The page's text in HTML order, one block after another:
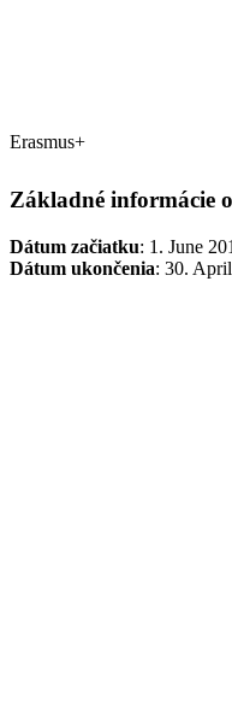
Erasmus+
Základné informácie
Dátum začiatku: 1. June
Dátum ukončenia: 30.